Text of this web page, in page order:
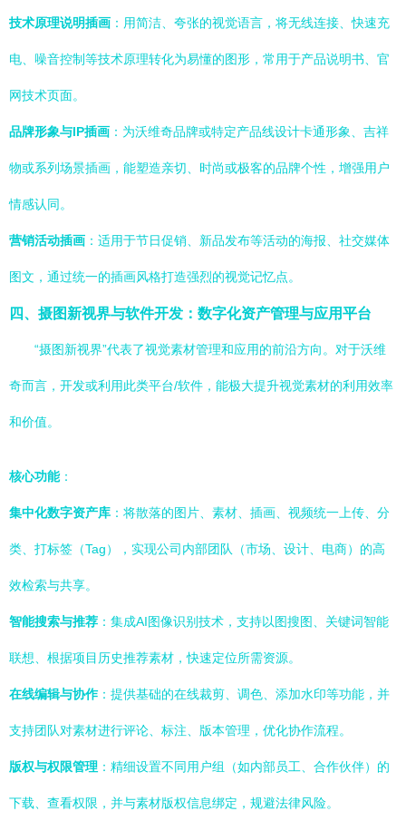
技术原理说明插画 ：用简洁、夸张的视觉语言，将无线连接、快速充
电、噪音控制等技术原理转化为易懂的图形，常用于产品说明书、官
网技术页面。
品牌形象与IP插画 ：为沃维奇品牌或特定产品线设计卡通形象、吉祥
物或系列场景插画，能塑造亲切、时尚或极客的品牌个性，增强用户
情感认同。
营销活动插画 ：适用于节日促销、新品发布等活动的海报、社交媒体
图文，通过统一的插画风格打造强烈的视觉记忆点。
四、摄图新视界与软件开发：数字化资产管理与应用平台
“摄图新视界”代表了视觉素材管理和应用的前沿方向。对于沃维
奇而言，开发或利用此类平台/软件，能极大提升视觉素材的利用效率
和价值。
核心功能：
集中化数字资产库 ：将散落的图片、素材、插画、视频统一上传、分
类、打标签（Tag），实现公司内部团队（市场、设计、电商）的高
效检索与共享。
智能搜索与推荐 ：集成AI图像识别技术，支持以图搜图、关键词智能
联想、根据项目历史推荐素材，快速定位所需资源。
在线编辑与协作：提供基础的在线裁剪、调色、添加水印等功能，并
支持团队对素材进行评论、标注、版本管理，优化协作流程。
版权与权限管理 ：精细设置不同用户组（如内部员工、合作伙伴）的
下载、查看权限，并与素材版权信息绑定，规避法律风险。